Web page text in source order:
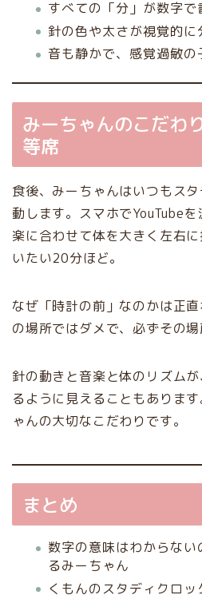
すべての「分」が数字で
針の色や太さが視覚的に
音も静かで、感覚過敏の
みーちゃんのこだわ
等席
食後、みーちゃんはいつもス
動します。スマホでYouTube
楽に合わせて体を大きく左右
いたい20分ほど。
なぜ「時計の前」なのかは正
の場所ではダメで、必ずその場
針の動きと音楽と体のリズム
るように見えることもありま
ゃんの大切なこだわりです。
まとめ
数字の意味はわからな
るみーちゃん
くもんのスタディクロ